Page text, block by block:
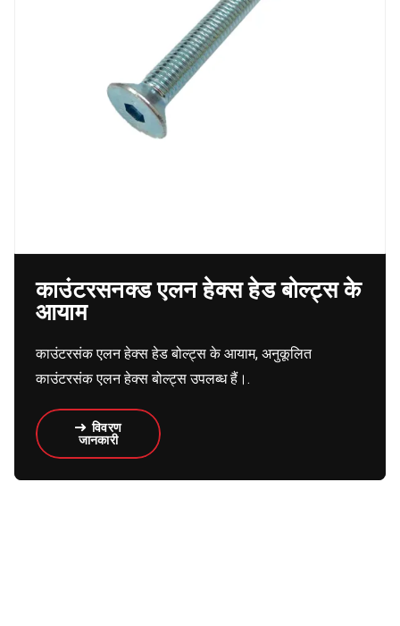
काउंटरसनक्ड एलन हेक्स हेड बोल्ट्स के
आयाम
काउंटरसंक एलन हेक्स हेड बोल्ट्स के आयाम, अनुकूलित
काउंटरसंक एलन हेक्स बोल्ट्स उपलब्ध हैं।.
विवरण
जानकारी